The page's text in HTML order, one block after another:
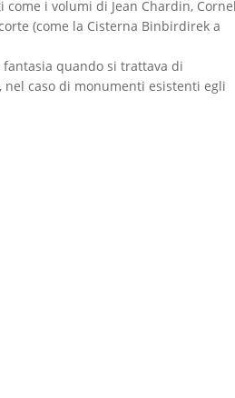
i volumi di Jean Chardin,
(come la Cisterna Binbirdirek a
quando si trattava di
caso di monumenti esistenti egli